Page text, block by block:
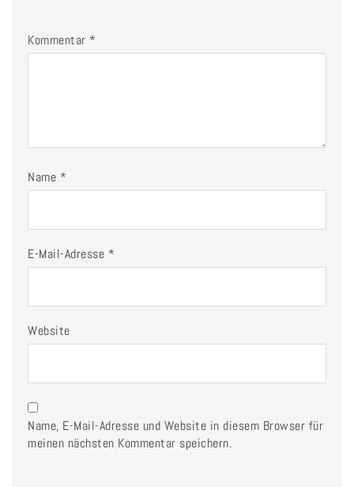
Kommentar *
Name *
E-Mail-Adresse *
Website
Name, E-Mail-Adresse und Website in diesem Browser für
meinen nächsten Kommentar speichern.